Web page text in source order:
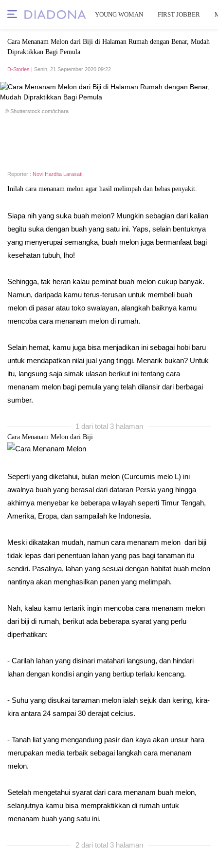
YOUNG WOMAN FIRST JOBBER
Cara Menanam Melon dari Biji di Halaman Rumah dengan Benar, Mudah
Dipraktikkan Bagi Pemula
D-Stories | Senin, 21 September 2020 09:22
© Shutterstock.com/tchara
Reporter : Novi Hardita Larasati
Inilah cara menanam melon agar hasil melimpah dan bebas penyakit.
Siapa nih yang suka buah melon? Mungkin sebagian dari kalian
begitu suka dengan buah yang satu ini. Yaps, selain bentuknya
yang menyerupai semangka, buah melon juga bermanfaat bagi
kesehatan tubuh, lho!
Sehingga, tak heran kalau peminat buah melon cukup banyak.
Namun, daripada kamu terus-terusan untuk membeli buah
melon di pasar atau toko swalayan, alangkah baiknya kamu
mencoba cara menanam melon di rumah.
Selain hemat, kamu juga bisa menjadikan ini sebagai hobi baru
untuk mendapatkan nilai jual yang tinggi. Menarik bukan? Untuk
itu, langsung saja simak ulasan berikut ini tentang cara
menanam melon bagi pemula yang telah dilansir dari berbagai
sumber.
1 dari total 3 halaman
Cara Menanam Melon dari Biji
Seperti yang diketahui, bulan melon (Curcumis melo L) ini
awalnya buah yang berasal dari dataran Persia yang hingga
akhirnya menyebar ke beberapa wilayah seperti Timur Tengah,
Amerika, Eropa, dan sampailah ke Indonesia.
Meski dikatakan mudah, namun cara menanam melon dari biji
tidak lepas dari penentuan lahan yang pas bagi tanaman itu
sendiri. Pasalnya, lahan yang sesuai dengan habitat buah melon
nantinya akan menghasilkan panen yang melimpah.
Nah, kalau kamu tertarik ingin mencoba cara menanam melon
dari biji di rumah, berikut ada beberapa syarat yang perlu
diperhatikan:
- Carilah lahan yang disinari matahari langsung, dan hindari
lahan dengan kondisi angin yang bertiup terlalu kencang.
- Suhu yang disukai tanaman melon ialah sejuk dan kering, kira-
kira antara 24 sampai 30 derajat celcius.
- Tanah liat yang mengandung pasir dan kaya akan unsur hara
merupakan media terbaik sebagai langkah cara menanam
melon.
Setelah mengetahui syarat dari cara menanam buah melon,
selanjutnya kamu bisa mempraktikkan di rumah untuk
menanam buah yang satu ini.
2 dari total 3 halaman